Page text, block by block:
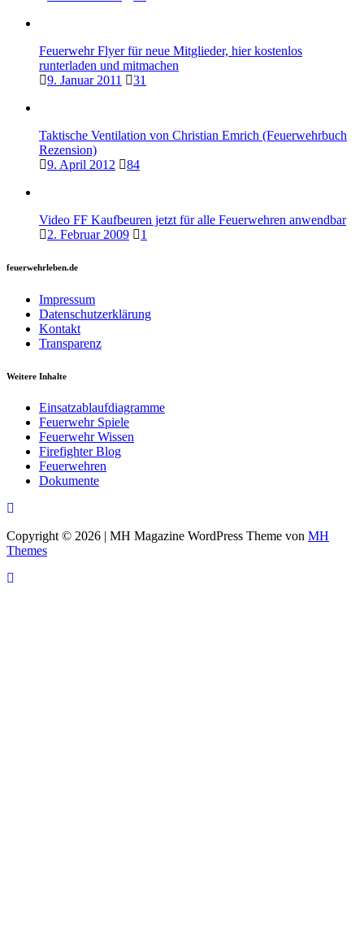
Feuerwehr Flyer für neue Mitglieder, hier kostenlos
runterladen und mitmachen
9. Januar 2011
31
Taktische Ventilation von Christian Emrich (Feuerwehrbuch
Rezension)
9. April 2012
84
Video FF Kaufbeuren jetzt für alle Feuerwehren anwendbar
2. Februar 2009
1
feuerwehrleben.de
Impressum
Datenschutzerklärung
Kontakt
Transparenz
Weitere Inhalte
Einsatzablaufdiagramme
Feuerwehr Spiele
Feuerwehr Wissen
Firefighter Blog
Feuerwehren
Dokumente
Copyright © 2026 | MH Magazine WordPress Theme von MH
Themes